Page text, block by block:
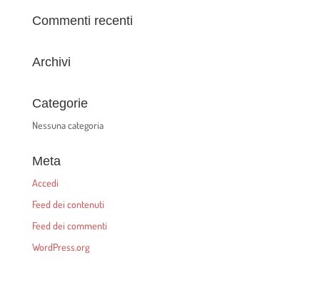
Commenti recenti
Archivi
Categorie
Nessuna categoria
Meta
Accedi
Feed dei contenuti
Feed dei commenti
WordPress.org